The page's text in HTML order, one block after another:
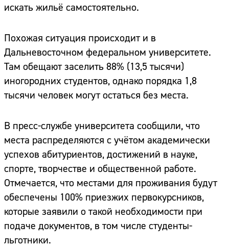
искать жильё самостоятельно.
Похожая ситуация происходит и в
Дальневосточном федеральном университете.
Там обещают заселить 88% (13,5 тысячи)
иногородних студентов, однако порядка 1,8
тысячи человек могут остаться без места.
В пресс-службе университета сообщили, что
места распределяются с учётом академически
успехов абитуриентов, достижений в науке,
спорте, творчестве и общественной работе.
Отмечается, что местами для проживания будут
обеспечены 100% приезжих первокурсников,
которые заявили о такой необходимости при
подаче документов, в том числе студенты-
льготники.